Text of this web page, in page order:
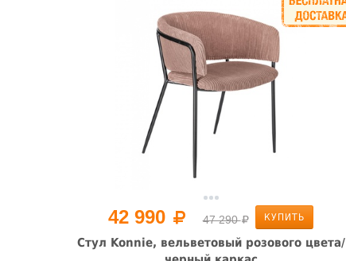
42 990 47 290 КУПИТЬ
Стул Konnie, вельветовый розового цвета/